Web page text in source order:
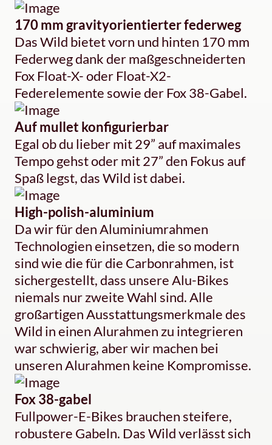
170 mm gravityorientierter federweg
Das Wild bietet vorn und hinten 170 mm
Federweg dank der maßgeschneiderten
Fox Float-X- oder Float-X2-
Federelemente sowie der Fox 38-Gabel.
Auf mullet konfigurierbar
Egal ob du lieber mit 29” auf maximales
Tempo gehst oder mit 27” den Fokus auf
Spaß legst, das Wild ist dabei.
High-polish-aluminium
Da wir für den Aluminiumrahmen
Technologien einsetzen, die so modern
sind wie die für die Carbonrahmen, ist
sichergestellt, dass unsere Alu-Bikes
niemals nur zweite Wahl sind. Alle
großartigen Ausstattungsmerkmale des
Wild in einen Alurahmen zu integrieren
war schwierig, aber wir machen bei
unseren Alurahmen keine Kompromisse.
Fox 38-gabel
Fullpower-E-Bikes brauchen steifere,
robustere Gabeln. Das Wild verlässt sich